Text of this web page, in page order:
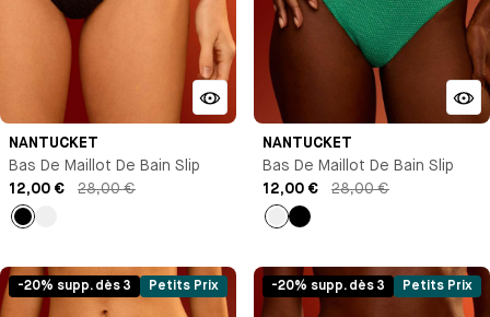
NANTUCKET
Bas De Maillot De Bain Slip
12,00 €
28,00 €
Noir
NANTUCKET
Bas De Maillot De Bain Slip
12,00 €
28,00 €
Vert
-20% supp. dès 3 Petits Prix -20% supp. dès 3 Petits Prix